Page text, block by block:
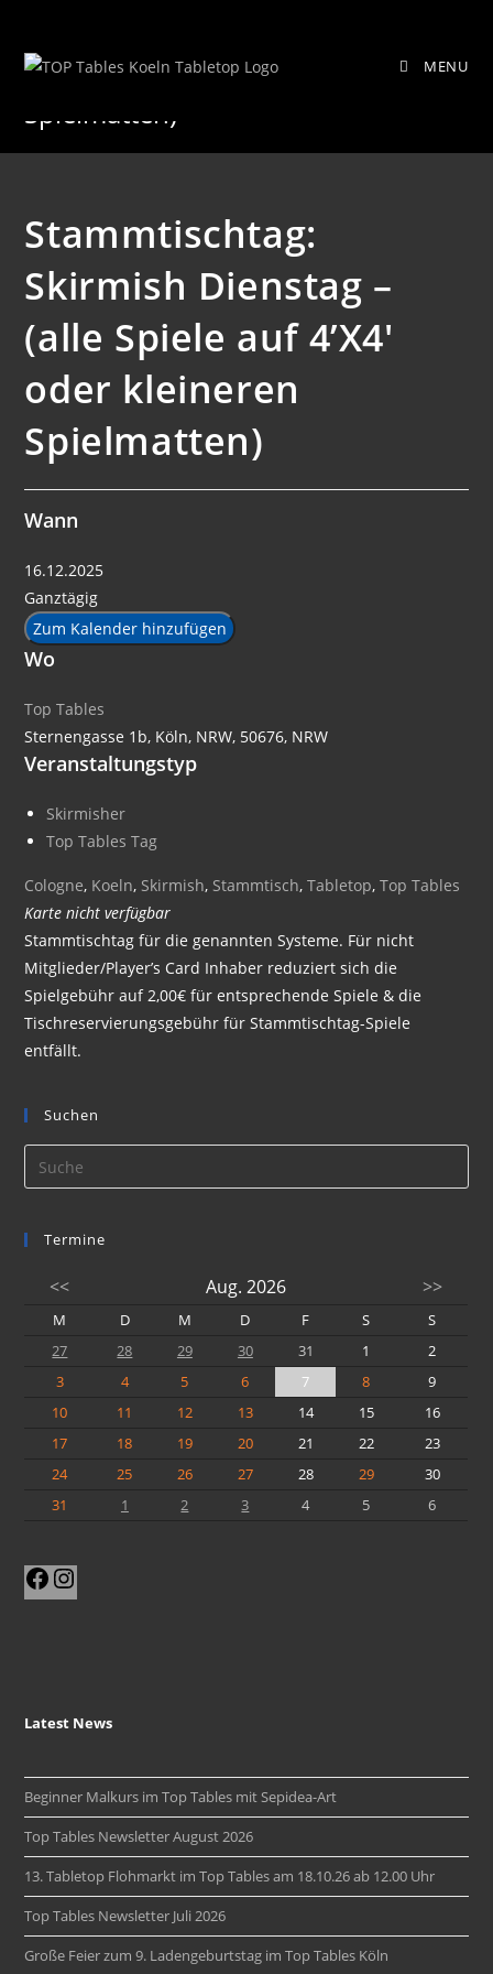
springen
MENU
(alle Spiele auf 4’X4′ oder kleineren
Spielmatten)
Stammtischtag:
Skirmish Dienstag –
(alle Spiele auf 4’X4′
oder kleineren
Spielmatten)
Wann
16.12.2025
Ganztägig
Zum Kalender hinzufügen
Wo
Top Tables
Sternengasse 1b, Köln, NRW, 50676, NRW
Veranstaltungstyp
Skirmisher
Top Tables Tag
Cologne, Koeln, Skirmish, Stammtisch,Tabletop,Top Tables
Karte nicht verfügbar
Stammtischtag für die genannten Systeme. Für nicht
Mitglieder/Player’s Card Inhaber reduziert sich die
Spielgebühr auf 2,00€ für entsprechende Spiele & die
Tischreservierungsgebühr für Stammtischtag-Spiele
entfällt.
Suchen
Termine
<< Aug. 2026 >>
M D M D F S
S
27
28 29 30 31 1
2
3
4 5 6 7 8
9
10
11 12 13 14 15
16
17
18 19 20 21 22
23
24
25 26 27 28 29
30
31
1 2 3 4 5 6
Facebook
Latest News
Beginner Malkurs im Top Tables mit Sepidea-Art
Top Tables Newsletter August 2026
13. Tabletop Flohmarkt im Top Tables am 18.10.26 ab 12.00 Uhr
Top Tables Newsletter Juli 2026
Große Feier zum 9. Ladengeburtstag im Top Tables Köln